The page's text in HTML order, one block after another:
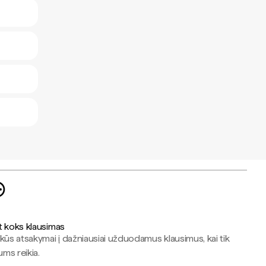
koks klausimas
atsakymai į dažniausiai užduodamus klausimus, kai tik
reikia.